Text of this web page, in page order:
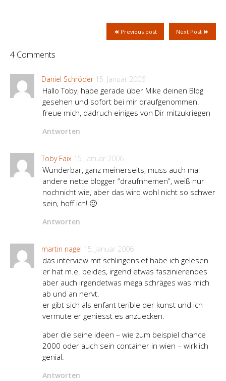
Next Post
Previous post
4 Comments
Daniel Schröder 15. Januar 2006
Hallo Toby, habe gerade über Mike deinen Blog
gesehen und sofort bei mir draufgenommen.
freue mich, dadruch einiges von Dir mitzukriegen
Antworten
Toby Faix 15. Januar 2006
Wunderbar, ganz meinerseits, muss auch mal
andere nette blogger “draufnhemen”, weiß nur
nochnicht wie, aber das wird wohl nicht so schwer
sein, hoff ich! 🙂
Antworten
martin nagel 15. Januar 2006
das interview mit schlingensief habe ich gelesen.
er hat m.e. beides, irgend etwas faszinierendes
aber auch irgendetwas mega schräges was mich
ab und an nervt.
er gibt sich als enfant terible der kunst und ich
vermute er geniesst es anzuecken.
aber die seine ideen – wie zum beispiel chance
2000 oder auch sein container in wien – wirklich
genial.
Antworten